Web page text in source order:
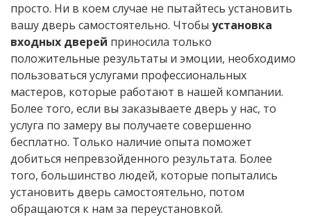
просто. Ни в коем случае не пытайтесь установить
вашу дверь самостоятельно. Чтобы установка
входных дверей приносила только
положительные результаты и эмоции, необходимо
пользоваться услугами профессиональных
мастеров, которые работают в нашей компании.
Более того, если вы заказываете дверь у нас, то
услуга по замеру вы получаете совершенно
бесплатно. Только наличие опыта поможет
добиться непревзойденного результата. Более
того, большинство людей, которые попытались
установить дверь самостоятельно, потом
обращаются к нам за переустановкой.